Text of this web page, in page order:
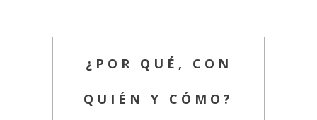
¿POR QUÉ, CON
QUIÉN Y CÓMO?